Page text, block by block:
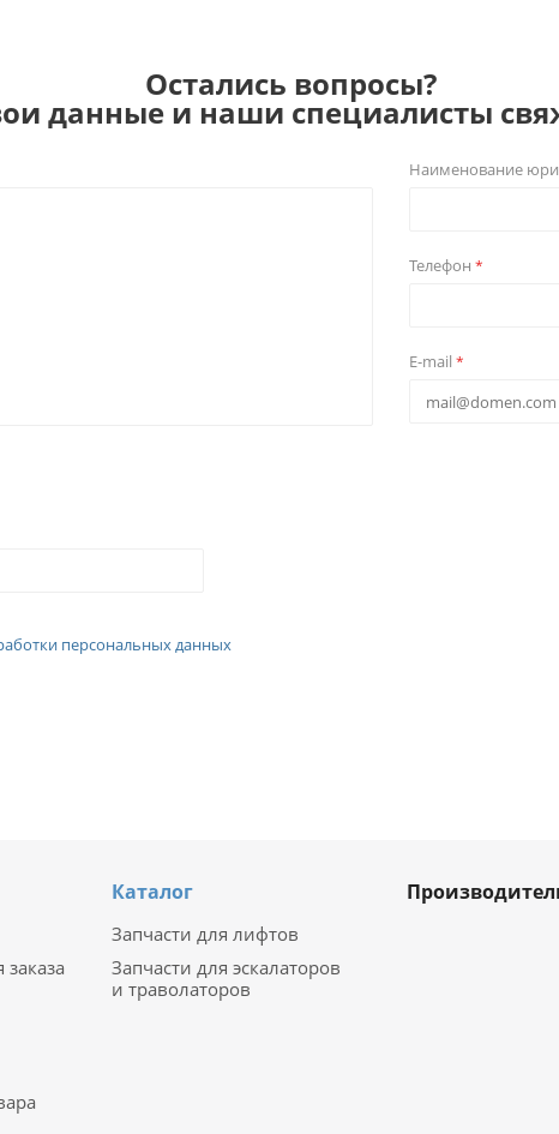
Остались вопросы?
данные и наши специалисты
Наименование
Телефон*
E-mail*
персональных данных
Каталог
Запчасти для лифтов
Запчасти для эскалаторов
и траволаторов